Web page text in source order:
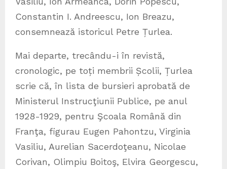
Constantin I. Andreescu, Ion Breazu,
consemnează istoricul Petre Țurlea.
Mai departe, trecându-i în revistă,
cronologic, pe toți membrii Școlii, Țurlea
scrie că, în lista de bursieri aprobată de
Ministerul Instrucţiunii Publice, pe anul
1928-1929, pentru Şcoala Română din
Franţa, figurau Eugen Pahontzu, Virginia
Vasiliu, Aurelian Sacerdoţeanu, Nicolae
Corivan, Olimpiu Boitoş, Elvira Georgescu,